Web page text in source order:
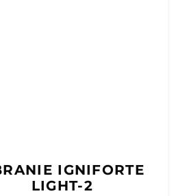
IGNIFORTE
LIGHT-2